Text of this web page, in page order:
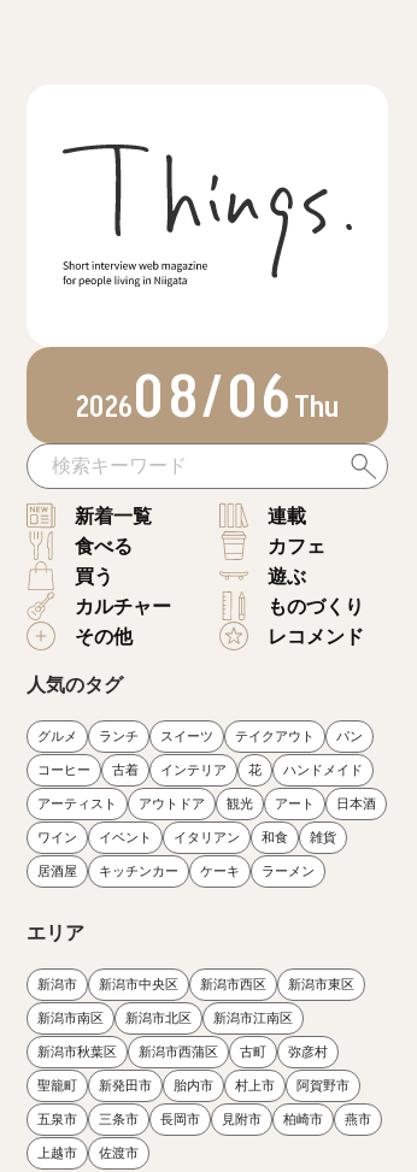
202608/06Thu
新着一覧
連載
食べる
カフェ
買う
遊ぶ
カルチャー
ものづくり
その他
レコメンド
人気のタグ
グルメ ランチ スイーツ テイクアウト パン
コーヒー 古着 インテリア 花 ハンドメイド
アーティスト アウトドア 観光 アート 日本酒
ワイン イベント イタリアン 和食 雑貨
居酒屋 キッチンカー ケーキ ラーメン
エリア
新潟市 新潟市中央区 新潟市西区 新潟市東区
新潟市南区 新潟市北区 新潟市江南区
新潟市秋葉区 新潟市西蒲区 古町 弥彦村
聖籠町 新発田市 胎内市 村上市 阿賀野市
五泉市 三条市 長岡市 見附市 柏崎市 燕市
上越市 佐渡市